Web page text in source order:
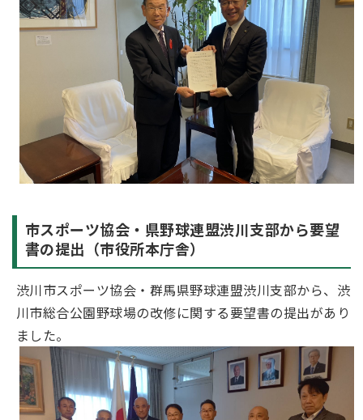
市スポーツ協会・県野球連盟渋川支部から要望
書の提出（市役所本庁舎）
渋川市スポーツ協会・群馬県野球連盟渋川支部から、渋
川市総合公園野球場の改修に関する要望書の提出があり
ました。